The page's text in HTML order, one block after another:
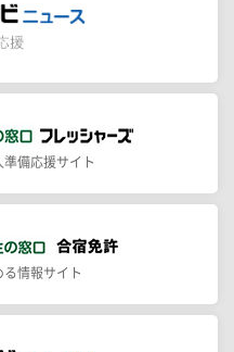
備応援サイト
情報サイト